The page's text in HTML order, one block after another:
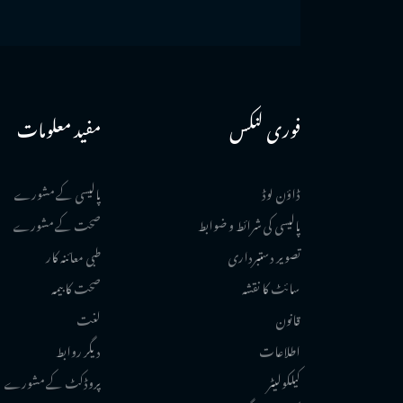
فوری لنکس
ڈاؤن لوڈ
پالیسی کی شرائط و ضوابط
تصویر دستبرداری
سائٹ کا نقشہ
قانون
اطلاعات
کیلکولیٹر
مفید معلومات
پالیسی کے مشورے
صحت کے مشورے
طبی معائنہ کار
صحت کا بیمہ
لغت
دیگر روابط
پروڈکٹ کے مشورے